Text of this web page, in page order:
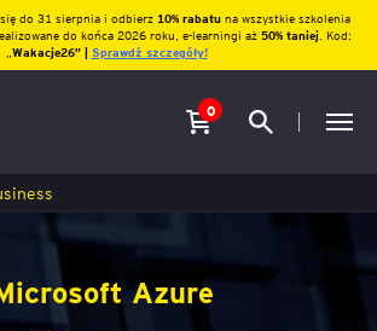
do 31 sierpnia i odbierz10% rabatu na wszystkie szkolenia
do końca 2026 roku, e-learningi aż 50% taniej. Kod:
Wakacje26″ | Sprawdź szczegóły!
0
Azure